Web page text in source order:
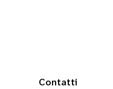
Contatti